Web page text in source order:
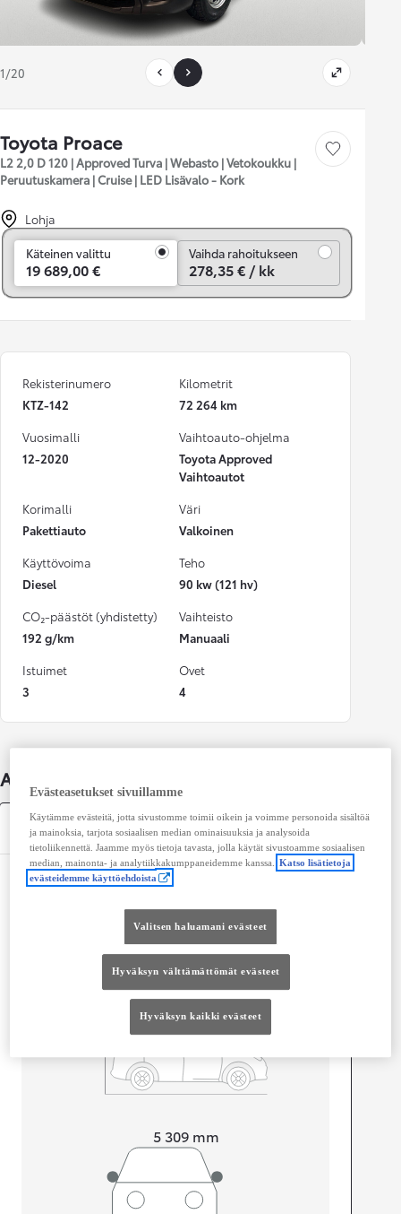
1/20
Toyota Proace
L2 2,0 D 120 | Approved Turva | Webasto | Vetokoukku |
Peruutuskamera | Cruise | LED Lisävalo - Kork
Tallenna auto
Lohja
Käteinen valittu
19 689,00 €
Vaihda rahoitukseen
278,35 € / kk
Rekisterinumero
KTZ-142
Kilometrit
72 264 km
Vuosimalli
12-2020
Vaihtoauto-ohjelma
Toyota Approved
Vaihtoautot
Korimalli
Pakettiauto
Väri
Valkoinen
Käyttövoima
Diesel
Teho
90 kw (121 hv)
CO₂-päästöt (yhdistetty)
192 g/km
Vaihteisto
Manuaali
Istuimet
3
Ovet
4
Auton lisätiedot
Tekniset tiedot
Mitat ja tilavuus
Tavaratilan tilavuus
Pituus
5 309 mm
Evästeasetukset sivuillamme
Käytämme evästeitä, jotta sivustomme toimii oikein ja voimme personoida sisältöä
ja mainoksia, tarjota sosiaalisen median ominaisuuksia ja analysoida
tietoliikennettä. Jaamme myös tietoja tavasta, jolla käytät sivustoamme sosiaalisen
median, mainonta- ja analytiikkakumppaneidemme kanssa.
Katso lisätietoja
evästeidemme käyttöehdoista
Valitsen haluamani evästeet
Hyväksyn välttämättömät evästeet
Hyväksyn kaikki evästeet